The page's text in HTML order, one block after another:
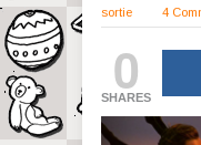
sortie
4
0
SHARES